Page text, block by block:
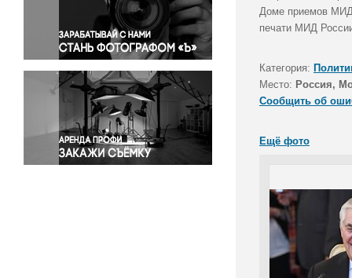
Правосудие
Происшествия и конфликты
Религия
Светская жизнь
Спорт
Экология
Экономика и бизнес
Доме приемов МИД
печати МИД
Категория:
Место: Россия,
Сообщить об
Ещё фото